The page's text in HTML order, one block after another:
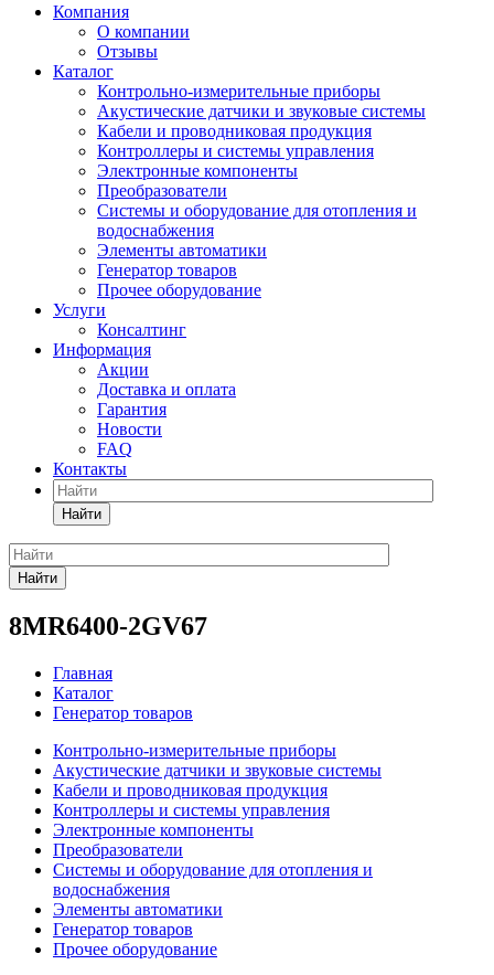
Компания
О компании
Отзывы
Каталог
Контрольно-измерительные приборы
Акустические датчики и звуковые системы
Кабели и проводниковая продукция
Контроллеры и системы управления
Электронные компоненты
Преобразователи
Системы и оборудование для отопления и
водоснабжения
Элементы автоматики
Генератор товаров
Прочее оборудование
Услуги
Консалтинг
Информация
Акции
Доставка и оплата
Гарантия
Новости
FAQ
Контакты
Найти
Найти
8MR6400-2GV67
Главная
Каталог
Генератор товаров
Контрольно-измерительные приборы
Акустические датчики и звуковые системы
Кабели и проводниковая продукция
Контроллеры и системы управления
Электронные компоненты
Преобразователи
Системы и оборудование для отопления и
водоснабжения
Элементы автоматики
Генератор товаров
Прочее оборудование